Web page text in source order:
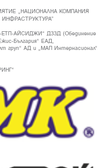
„НАЦИОНАЛНА КОМПАНИЯ
АЙСИДЖИ“ ДЗЗД (Обединение
България“ ЕАД,
груп“ АД и „МАП Интернасионал“